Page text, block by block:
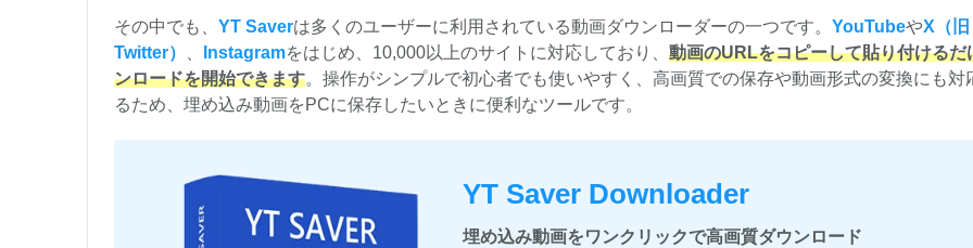
その中でも、 YT Saverは多くのユーザーに利用されている動画ダウンローダーの一つです。 YouTubeやX（旧
Twitter）
Instagramをはじめ、10,000以上のサイトに対応しており、 動画のURLをコピーして貼り付けるだ
ンロードを開始できます。操作がシンプルで初心者でも使いやすく、高画質での保存や動画形式の変換にも対
るため、埋め込み動画をPCに保存したいときに便利なツールです。
YT Saver Downloader
埋め込み動画をワンクリックで高画質ダウンロード